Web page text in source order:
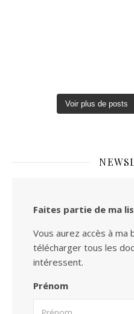
Voir plus de posts
Faites partie de ma
Vous aurez accès à
télécharger tous les
intéressent.
Prénom